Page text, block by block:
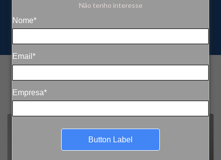
Não tenho interesse
Nome*
Email*
Empresa*
Button Label